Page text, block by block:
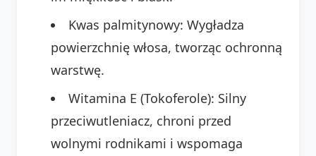
Kwas palmitynowy: Wygładza
powierzchnię włosa, tworząc ochronną
warstwę.
Witamina E (Tokoferole): Silny
przeciwutleniacz, chroni przed
wolnymi rodnikami i wspomaga